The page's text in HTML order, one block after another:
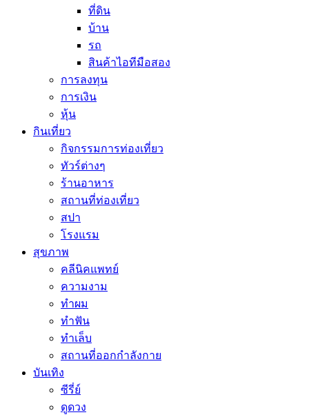
ที่ดิน
บ้าน
รถ
สินค้าไอทีมือสอง
การลงทุน
การเงิน
หุ้น
กินเที่ยว
กิจกรรมการท่องเที่ยว
ทัวร์ต่างๆ
ร้านอาหาร
สถานที่ท่องเที่ยว
สปา
โรงแรม
สุขภาพ
คลีนิคแพทย์
ความงาม
ทำผม
ทำฟัน
ทำเล็บ
สถานที่ออกกำลังกาย
บันเทิง
ซีรี่ย์
ดูดวง